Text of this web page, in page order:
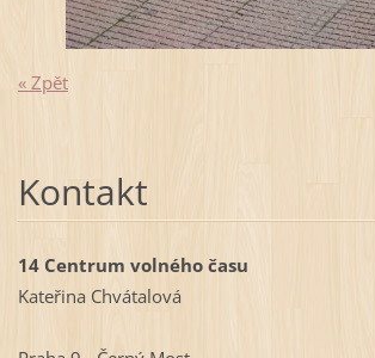
« Zpět
Kontakt
14 Centrum volného času
Kateřina Chvátalová